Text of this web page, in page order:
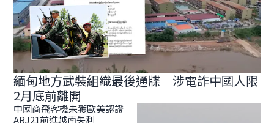
緬甸地方武裝組織最後通牒 涉電詐中國人限
2月底前離開
中國商飛客機未獲歐美認證
ARJ21前進越南失利